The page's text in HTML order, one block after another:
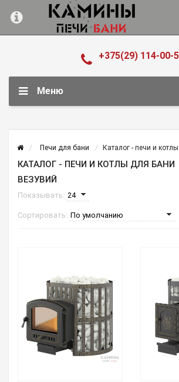
+375(29) 114-00-
Меню
Печи для бани Каталог - печи и
КАТАЛОГ - ПЕЧИ И КОТЛЫ ДЛЯ БАНИ
ВЕЗУВИЙ
Показывать:
Сортировать: